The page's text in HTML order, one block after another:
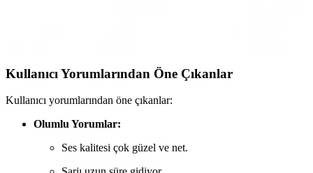
Kullanıcı Yorumlarından Öne Çıkanlar
Kullanıcı yorumlarından öne çıkanlar:
Olumlu Yorumlar:
Ses kalitesi çok güzel ve net.